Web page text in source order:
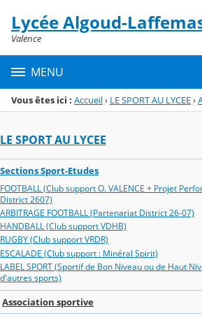
Menu de la rubrique
Contenu
Lycée Algoud-
Valence
MENU
Vous êtes ici : Accueil› LE SPORT AU LYCEE›
LE SPORT AU LYCEE
Sections Sport-Etudes
FOOTBALL (Club support O. VALENCE + Projet
District 2607)
ARBITRAGE FOOTBALL (Partenariat District 26-07)
HANDBALL (Club support VDHB)
RUGBY (Club support VRDR)
ESCALADE (Club support : Minéral Spirit)
LABEL SPORT (Sportif de Bon Niveau ou de Haut
d'autres sports)
Association sportive